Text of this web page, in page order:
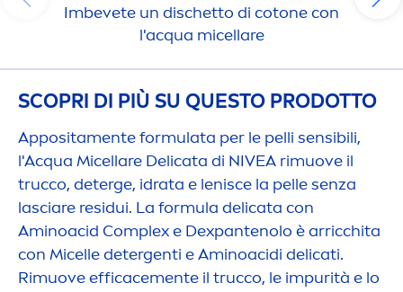
Imbevete un dischetto di cotone con
l'acqua micellare
SCOPRI DI PIÙ SU QUESTO PRODOTTO
Appositamente formulata per le pelli sensibili,
l'Acqua Micellare Delicata di NIVEA rimuove il
trucco, deterge, idrata e lenisce la pelle senza
lasciare residui. La formula delicata con
Aminoacid Complex e Dexpantenolo è arricchita
con Micelle detergenti e Aminoacidi delicati.
Rimuove efficacemente il trucco, le impurità e lo